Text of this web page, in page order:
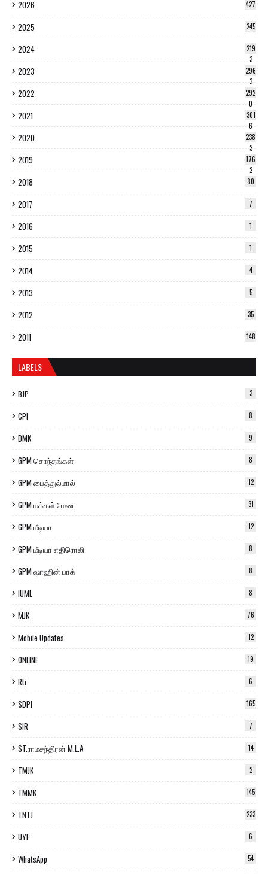
2026 427
2025 245
2024
219
3
2023
296
3
2022
292
0
2021
301
6
2020
238
3
2019
176
2
2018 80
2017 7
2016 1
2015 1
2014 4
2013 5
2012 35
2011 148
LABELS
BJP 3
CPI 8
DMK 9
GPM சொந்தங்கள் 8
GPM பைத்துல்மால் 12
GPM மக்கள் மேடை 31
GPM மீடியா 12
GPM மீடியா எதிரொலி 8
GPM ஷாஹின் பாக் 8
IUML 8
MJK 76
Mobile Updates 12
ONLINE 19
Rti 6
SDPI 165
SIR 7
ST.ராமசந்திரன் M.L.A 14
TMJK 2
TMMK 145
TNTJ 233
UYF 6
WhatsApp 54